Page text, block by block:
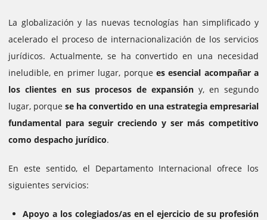
La globalización y las nuevas tecnologías han simplificado y
acelerado el proceso de internacionalización de los servicios
jurídicos. Actualmente, se ha convertido en una necesidad
ineludible, en primer lugar, porque es esencial acompañar a
los clientes en sus procesos de expansión y, en segundo
lugar, porque se ha convertido en una estrategia empresarial
fundamental para seguir creciendo y ser más competitivo
como despacho jurídico.
En este sentido, el Departamento Internacional ofrece los
siguientes servicios:
Apoyo a los colegiados/as en el ejercicio de su profesión